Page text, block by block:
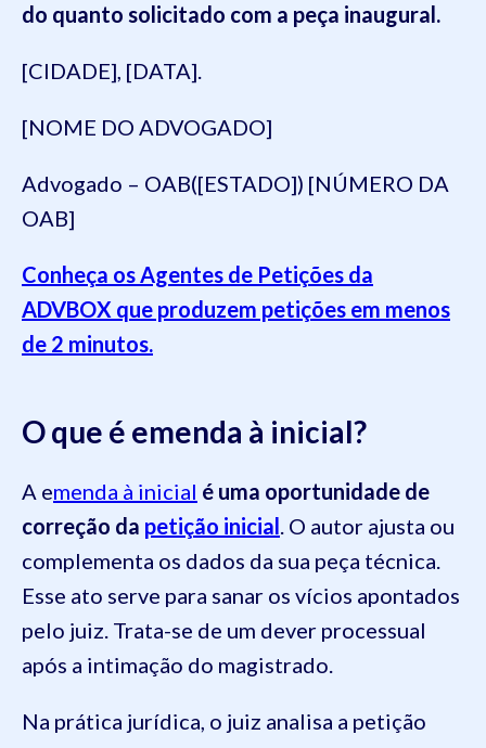
do quanto solicitado com a peça inaugural.
[CIDADE], [DATA].
[NOME DO ADVOGADO]
Advogado – OAB([ESTADO]) [NÚMERO DA
OAB]
Conheça os Agentes de Petições da
ADVBOX que produzem petições em menos
de 2 minutos.
O que é emenda à inicial?
A emenda à inicial é uma oportunidade de
correção da petição inicial. O autor ajusta ou
complementa os dados da sua peça técnica.
Esse ato serve para sanar os vícios apontados
pelo juiz. Trata-se de um dever processual
após a intimação do magistrado.
Na prática jurídica, o juiz analisa a petição